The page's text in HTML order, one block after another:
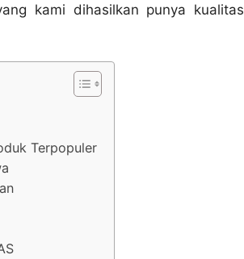
kami dihasilkan punya kualitas
Terpopuler